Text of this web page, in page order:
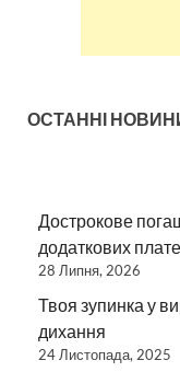
ОСТАННІ
Дострокове
додаткових
28 Липня, 2026
Твоя зупинка у
дихання
24 Листопада, 2025